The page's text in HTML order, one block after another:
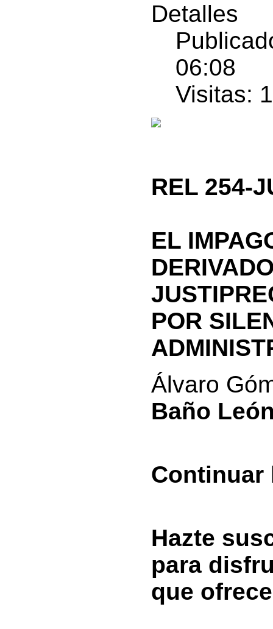
Detalles
06:08
Visitas:
REL 254-
EL
POR
Álvaro
Baño
Hazte
para
que